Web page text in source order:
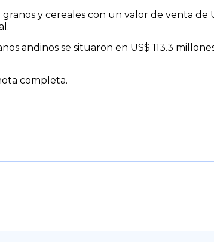
y cereales con un valor de venta de
andinos se situaron en US$ 113.3
completa.